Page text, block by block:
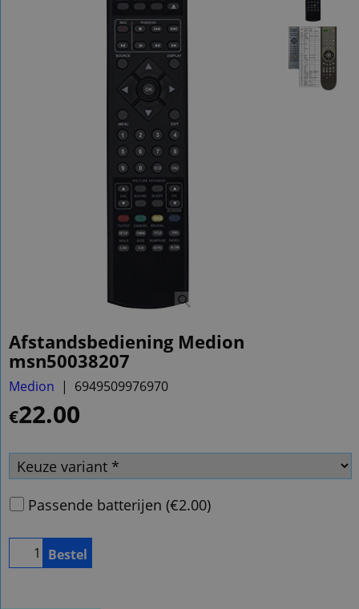
Afstandsbediening Medion
msn50038207
Medion 6949509976970
€22.00
Passende batterijen (€2.00)
Bestel